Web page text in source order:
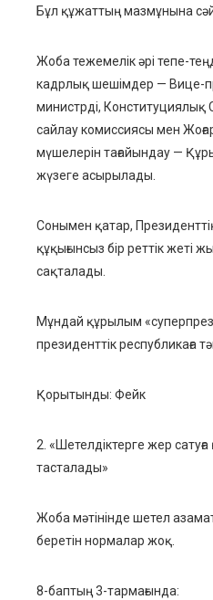
Бұл құжаттың мазмұнына
Жоба тежемелік әрі тепе-
кадрлық шешімдер — Вице-
министрді,
сайлау комиссиясы мен
мүшелерін тағайындау —
жүзеге асырылады.
Сонымен қатар,
құқығынсыз бір реттік жеті
сақталады.
Мұндай құрылым
президенттік республикаға
Қорытынды: Фейк
2. «Шетелдіктерге жер
тасталады»
Жоба мәтінінде шетел
беретін нормалар жоқ.
8-баптың 3-тармағында: